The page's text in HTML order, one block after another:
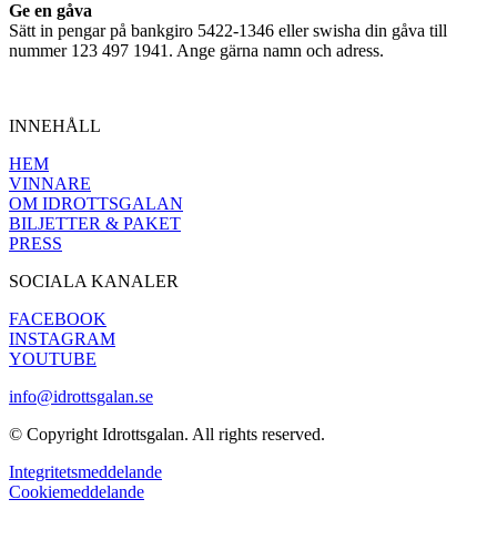
Ge en gåva
Sätt in pengar på bankgiro 5422-1346 eller swisha din gåva till
nummer 123 497 1941. Ange gärna namn och adress.
INNEHÅLL
HEM
VINNARE
OM IDROTTSGALAN
BILJETTER & PAKET
PRESS
SOCIALA KANALER
FACEBOOK
INSTAGRAM
YOUTUBE
info@idrottsgalan.se
© Copyright Idrottsgalan. All rights reserved.
Integritetsmeddelande
Cookiemeddelande